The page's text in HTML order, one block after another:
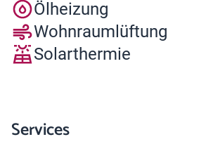
Ölheizung
Wohnraumlüftung
Solarthermie
Services